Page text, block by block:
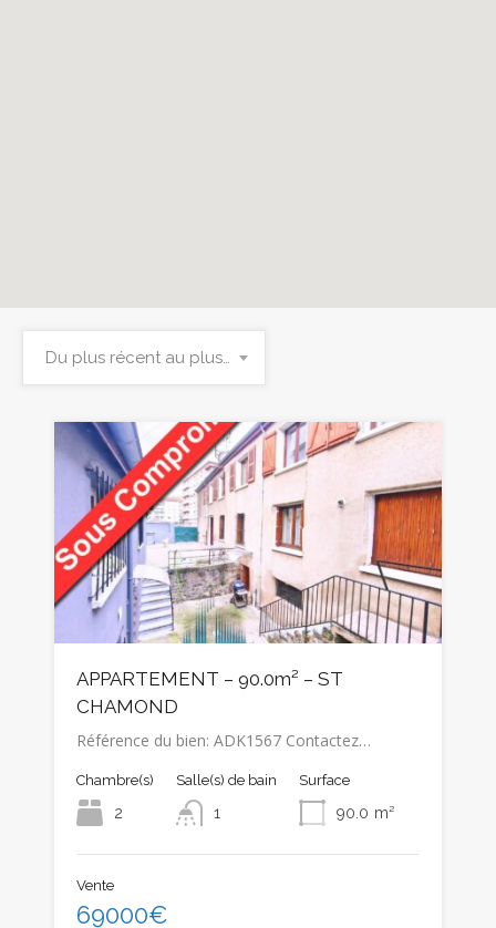
Du plus récent au plus ancien
APPARTEMENT – 90.0m² – ST
CHAMOND
Référence du bien: ADK1567 Contactez…
Chambre(s)
2
Salle(s) de bain
1
Surface
90.0 m²
Vente
69000€